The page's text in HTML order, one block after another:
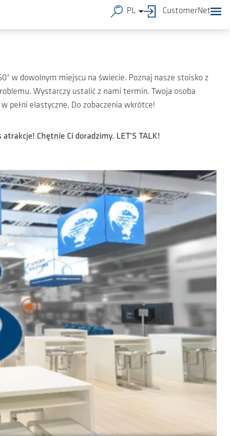
PL CustomerNet
w dowolnym miejscu na świecie. Poznaj nasze stoisko z
Wystarczy ustalić z nami termin. Twoja osoba
pełni elastyczne. Do zobaczenia wkrótce!
Chętnie Ci doradzimy. LET'S TALK!